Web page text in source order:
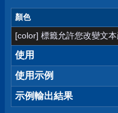
顏色
[color] 標籤允許您改變文本
使用
使用示例
示例輸出結果